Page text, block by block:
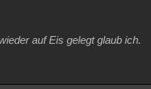
auf Eis gelegt glaub ich.